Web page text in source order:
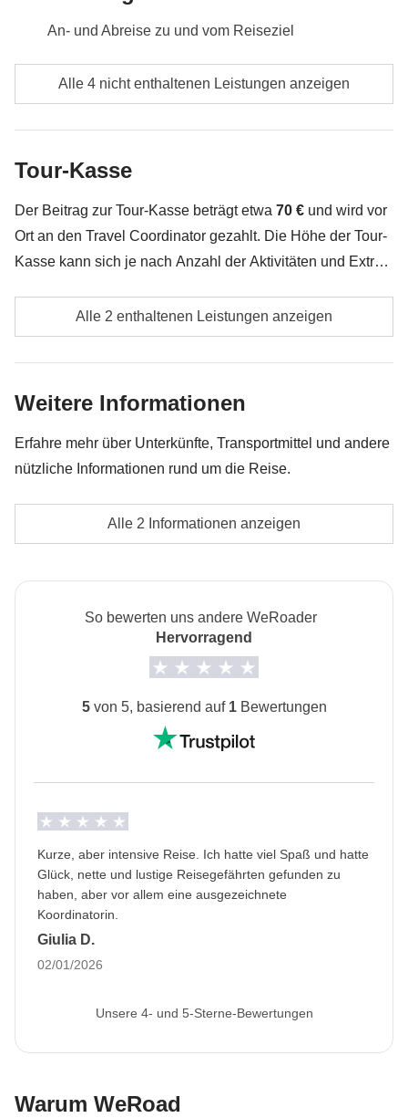
Streiks usw.), vom veröffentlichten Zeitplan abweichen.
An- und Abreise zu und vom Reiseziel
Verpflegung, wenn nicht ausdrücklich angegeben
unterbringen kannst :)
Alles, was nicht unter „Was ist inbegriffen“ erwähnt
Alle 4 nicht enthaltenen Leistungen anzeigen
Tour-Kasse
Der Beitrag zur Tour-Kasse beträgt etwa 70 € und wird vor
Ort an den Travel Coordinator gezahlt. Die Höhe der Tour-
Kasse kann sich je nach Anzahl der Aktivitäten und Extras,
wird den Teilnehmern am Ende der Reise zurückerstattet.
Und keine Sorge, unsere Travel Coordinator versuchen
immer zu verhandeln!
Öffentliche Verkehrsmittel
Anteil des Travel Coordinators. Aktivitäten, die über
lokalen Drittanbietern durchgeführt, deren
Bedingungen gelten; WeRoad greift nicht in die
Verwaltung ein und übernimmt keine Verantwortung
Alle 2 enthaltenen Leistungen anzeigen
Weitere Informationen
Erfahre mehr über Unterkünfte, Transportmittel und andere
nützliche Informationen rund um die Reise.
Unterkunft
Alle 2 Informationen anzeigen
So bewerten uns andere WeRoader
Hervorragend
5von 5, basierend auf 1Bewertungen
Kurze, aber intensive Reise. Ich hatte viel Spaß und hatte
Glück, nette und lustige Reisegefährten gefunden zu
haben, aber vor allem eine ausgezeichnete
Koordinatorin.
Giulia D.
02/01/2026
Unsere 4- und 5-Sterne-Bewertungen
Warum WeRoad